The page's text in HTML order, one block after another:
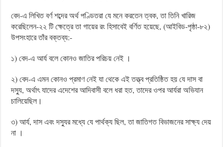
বেদ-এ লিখিত বর্ণ শব্দের অর্থ পণ্ডিতরা যে মনে করতেন ত্বক, তা তিনি খারিজ
করেছিলেন-২২ টি ক্ষেত্রে তা গায়ের রং হিসাবেই বর্ণিত হয়েছে, (আইবিড-পৃষ্ঠা-৮২)
উপসংহারে তাঁর বক্তব্য:-
১) বেদ-এ আর্য বলে কোনও জাতির পরিচয় নেই ।
২) বেদ-এ এমন কোনও প্রমাণ নেই যা থেকে এই তত্ত্ব প্রতিষ্ঠিত হয় যে দাস বা
দস্যু, অর্থাৎ যাদের এদেশের আদিবাসী বলে ধরা হত, তাদের ওপর আর্যরা অভিযান
চালিয়েছিল।
৩) আর্য, দাস এবং দস্যুর মধ্যে যে পার্থক্য ছিল, তা জাতিগত বিভাজনের সাক্ষ্য দেয়
না ।